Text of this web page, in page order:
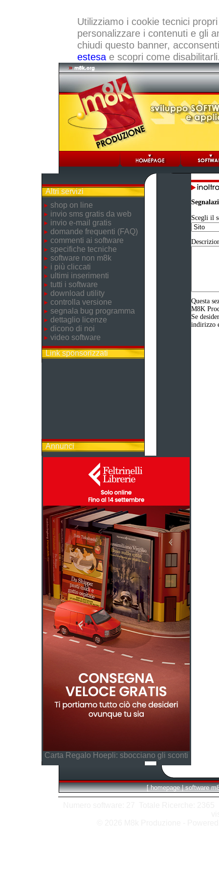
Utilizziamo i cookie tecnici
personalizzare i contenuti e gli
chiudi questo banner,
estesae scopri come
Altri servizi
shop on line
invio sms gratis da web
invio e-mail gratis
domande frequenti (FAQ)
commenti ai software
specifiche tecniche
software non m8k
i più cliccati
ultimi inserimenti
tutti i software
download utility
controlla versione
segnala bug programma
dettaglio licenze
dicono di noi
video software
Link sponsorizzati
Annunci
Carta Regalo Hoepli: sbocciano gli sconti
Scegli il
Questa
M8K
Se
indirizzo
[ homepage | software